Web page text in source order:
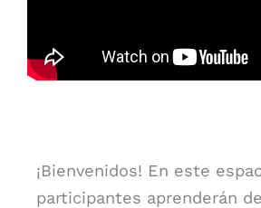
¡Bienvenidos! En este
participantes aprenderán